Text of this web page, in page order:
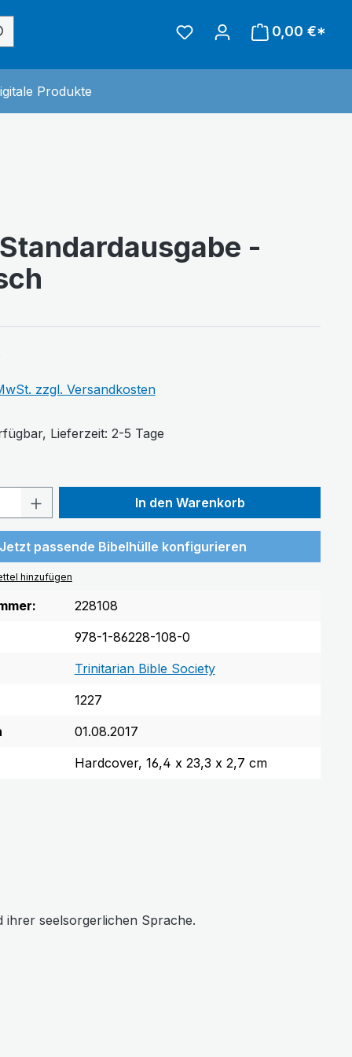
0,00 €*
Kategorie Sonstiges
Produkte
-
zzgl. Versandkosten
Lieferzeit: 2-5 Tage
Gib den gewünschten Wert
In den Warenkorb
passende Bibelhülle konfigurieren
hinzufügen
228108
978-1-86228-108-0
Trinitarian Bible Society
1227
01.08.2017
Hardcover, 16,4 x 23,3 x 2,7 cm
ihrer seelsorgerlichen Sprache.